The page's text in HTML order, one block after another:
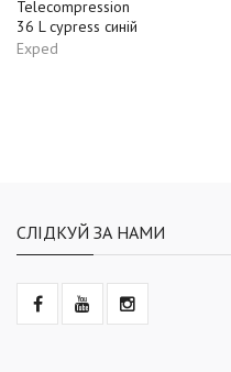
Telecompression
36 L cypress синій
Exped
СЛІДКУЙ ЗА НАМИ